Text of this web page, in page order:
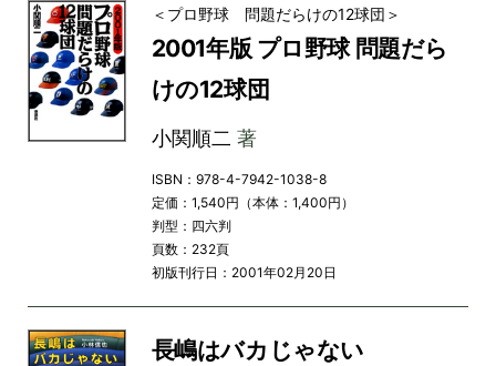
＜プロ野球 問題だらけの12球団＞
2001年版 プロ野球 問題だら
けの12球団
小関順二 著
ISBN：978-4-7942-1038-8
定価：1,540円（本体：1,400円）
判型：四六判
頁数：232頁
初版刊行日：2001年02月20日
長嶋はバカじゃない